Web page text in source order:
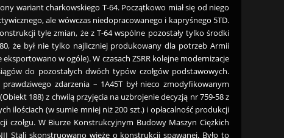
wariant charkowskiego T-64. Początkowo miał się od niego
ale wówczas niedopracowanego i kapryśnego 5TD.
tyle zmian, że z T-64 wspólne pozostały tylko środki
że był nie tylko najliczniej produkowany dla potrzeb Armii
w ogóle). W czasach ZSRR kolejne modernizacje
do pozostałych dwóch typów czołgów podstawowych.
zdarzenia – 1A45T był nieco zmodyfikowanym
188) z chwilą przyjęcia na uzbrojenie decyzją nr 759-58 z
ilościach (w sumie mniej niż 200 szt.) i opłacalność produkcji
czołgu. W Biurze Konstrukcyjnym Budowy Maszyn Ciężkich
Stali skonstruowano wieżę o konstrukcji spawanej. Było to